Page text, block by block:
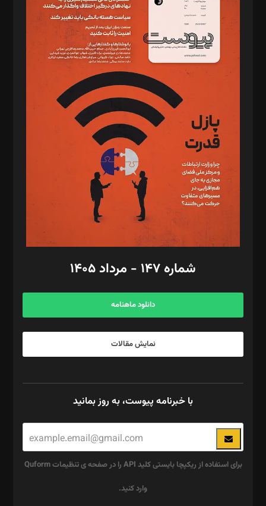
دبیر تحریریه: میثم قاسمی
د‌بیر ناداستان: سمانه سمیع
د‌بیر خدمت و تجارت: ابوالفضل رجبی
د‌بیر حقوق فناوری: حسام‌الدین ایپکچی
د‌بیر پیوست جهان: مینا پاکدل
د‌بیر تحریریه آنلاین: بابک نقاش
تحریریه‌: مجتبی محمود‌ی، آرش برهمند، یسنا امان‌پور، سروش کرمیان،
مصطفی مسجدی آرانی، ابوالفضل رجبی، زهرا فکرانه، فائزه فتحی
رستمی،مصطفی باستان
ویرایش: نگار استاد‌‌آقا
طراح یونیفرم: مجید توکلی
فیلمبرداری و عکاسی: امیر شفیعی، مانی لطفی زاده
گرافیک و صفحه‌آرایی: سید‌سبحان‌علی ثابت
مد‌یر توسعه تجاری: کامبیز برید‌
امور مالی: شاپور رهبری، محمد‌ کاظمی‌نیا
آگهی و مشترکین: ۰۹۱۹۹۹۹۰۴۵۴
شماره ۱۴۷ - مرداد ۱۴۰۵
دانلود ماهنامه
نمایش مقالات
با خبرنامه پیوست، به روز بمانید
برای استفاده از ریکپچا بایستی کلید API را در صفحه ی تنظیمات Quform
وارد کنید.